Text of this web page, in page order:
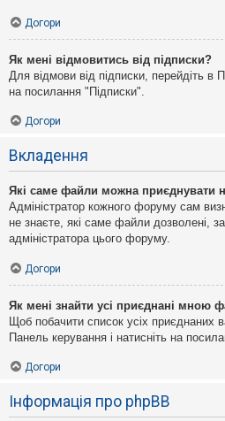
Догори
Як мені відмовитись від підписки?
Для відмови від підписки, перейдіть в
на посилання "Підписки".
Догори
Вкладення
Які саме файли можна приєднувати
Адміністратор кожного форуму сам
не знаєте, які саме файли дозволені,
адміністратора цього форуму.
Догори
Як мені знайти усі приєднані мною
Щоб побачити список усіх приєднаних
Панель керування і натисніть на
Догори
Інформація про phpBB